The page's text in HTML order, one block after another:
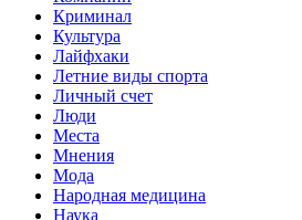
Криминал
Культура
Лайфхаки
Летние виды спорта
Личный счет
Люди
Места
Мнения
Мода
Народная медицина
Наука